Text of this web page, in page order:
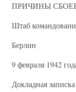
ПРИЧИНЫ
Штаб
Берлин
9 февраля 1942
Докладная